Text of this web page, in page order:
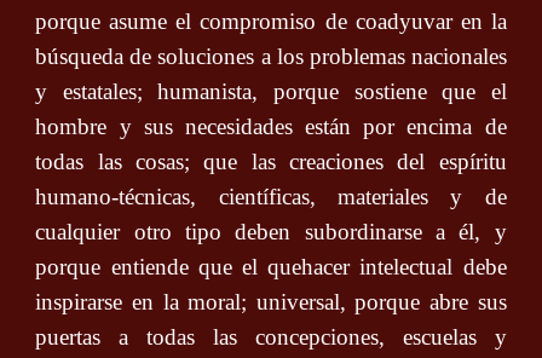
porque asume el compromiso de coadyuvar en la
búsqueda de soluciones a los problemas nacionales
y estatales; humanista, porque sostiene que el
hombre y sus necesidades están por encima de
todas las cosas; que las creaciones del espíritu
humano-técnicas, científicas, materiales y de
cualquier otro tipo deben subordinarse a él, y
porque entiende que el quehacer intelectual debe
inspirarse en la moral; universal, porque abre sus
puertas a todas las concepciones, escuelas y